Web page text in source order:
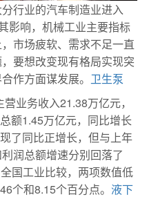
行业的汽车制造业进入
影响，机械工业主要指标
市场疲软、需求不足一直
要想改变现有格局实现突
作方面谋发展。 卫生泵
业务收入21.38万亿元，
额1.45万亿元，同比增长
了同比正增长，但与上年
润总额增速分别回落了
国工业比较，两项数值低
个和8.15个百分点。 液下